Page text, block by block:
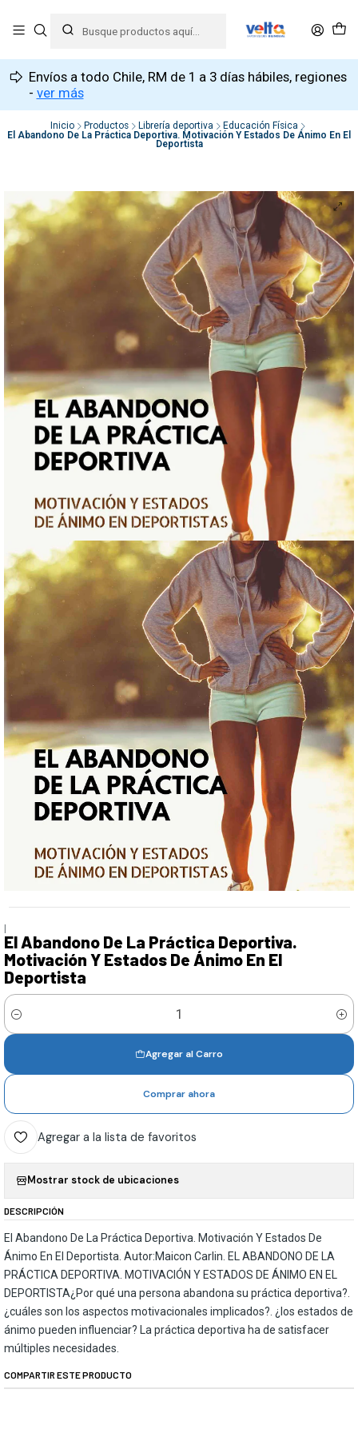
Envíos a todo Chile, RM de 1 a 3 días hábiles, regiones
- ver más
Inicio Productos Librería deportiva
Educación Física
El Abandono De La Práctica Deportiva. Motivación Y Estados De Ánimo En El
Deportista
|
El Abandono De La Práctica Deportiva.
Motivación Y Estados De Ánimo En El
Deportista
Cantidad
Agregar al Carro
Comprar ahora
Agregar a la lista de favoritos
Mostrar stock de ubicaciones
DESCRIPCIÓN
El Abandono De La Práctica Deportiva. Motivación Y Estados De
Ánimo En El Deportista. Autor:Maicon Carlin. EL ABANDONO DE LA
PRÁCTICA DEPORTIVA. MOTIVACIÓN Y ESTADOS DE ÁNIMO EN EL
DEPORTISTA¿Por qué una persona abandona su práctica deportiva?.
¿cuáles son los aspectos motivacionales implicados?. ¿los estados de
ánimo pueden influenciar? La práctica deportiva ha de satisfacer
múltiples necesidades.
COMPARTIR ESTE PRODUCTO